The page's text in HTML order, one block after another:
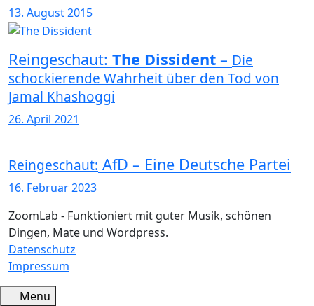
13. August 2015
Reingeschaut: The Dissident – Die
schockierende Wahrheit über den Tod von
Jamal Khashoggi
26. April 2021
Reingeschaut: AfD – Eine Deutsche Partei
16. Februar 2023
ZoomLab - Funktioniert mit guter Musik, schönen
Dingen, Mate und Wordpress.
Datenschutz
Impressum
Menu